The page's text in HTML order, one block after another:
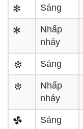
Sáng
Nhấp
nháy
Sáng
Nhấp
nháy
Sáng